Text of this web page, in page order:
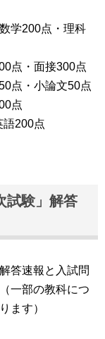
学200点・理科
点・面接300点
点・小論文50点
点
語200点
試験」解答
答速報と入試問
一部の教科につ
ます）